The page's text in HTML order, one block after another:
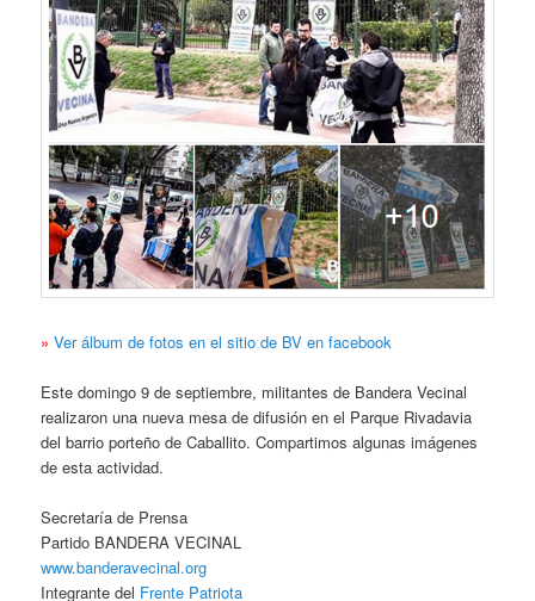
» Ver álbum de fotos en el sitio de BV en facebook
Este domingo 9 de septiembre, militantes de Bandera Vecinal
realizaron una nueva mesa de difusión en el Parque Rivadavia
del barrio porteño de Caballito. Compartimos algunas imágenes
de esta actividad.
Secretaría de Prensa
Partido BANDERA VECINAL
www.banderavecinal.org
Integrante del Frente Patriota